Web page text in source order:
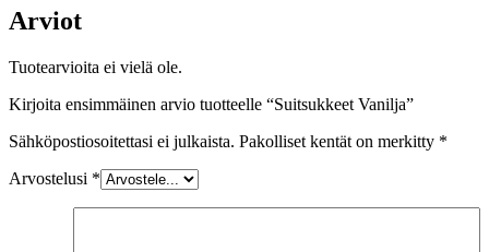
Arviot
Tuotearvioita ei vielä ole.
Kirjoita ensimmäinen arvio tuotteelle “Suitsukkeet Vanilja”
Sähköpostiosoitettasi ei julkaista. Pakolliset kentät on merkitty *
Arvostelusi *